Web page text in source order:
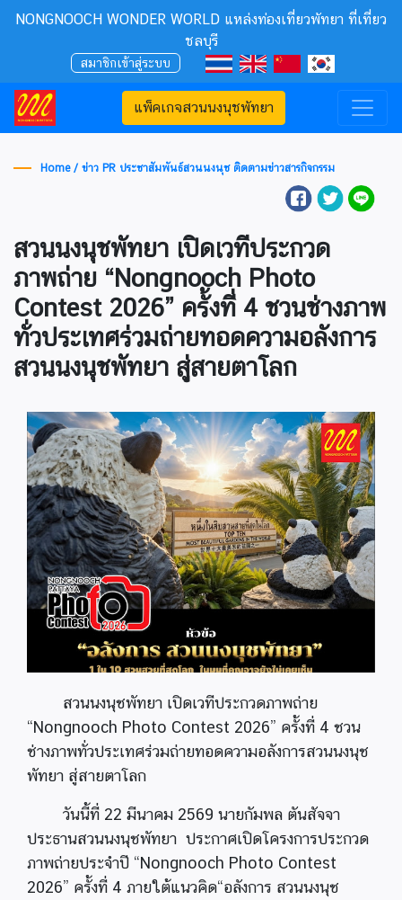
NONGNOOCH WONDER WORLD แหล่งท่องเที่ยวพัทยา ที่เที่ยว
ชลบุรี
สมาชิกเข้าสู่ระบบ
แพ็คเกจสวนนงนุชพัทยา
Home / ข่าว PR ประชาสัมพันธ์สวนนงนุช ติดตามข่าวสารกิจกรรม
สวนนงนุชพัทยา เปิดเวทีประกวด
ภาพถ่าย “Nongnooch Photo
Contest 2026” ครั้งที่ 4 ชวนช่างภาพ
ทั่วประเทศร่วมถ่ายทอดความอลังการ
สวนนงนุชพัทยา สู่สายตาโลก
สวนนงนุชพัทยา เปิดเวทีประกวดภาพถ่าย
“Nongnooch Photo Contest 2026” ครั้งที่ 4 ชวน
ช่างภาพทั่วประเทศร่วมถ่ายทอดความอลังการสวนนงนุช
พัทยา สู่สายตาโลก
วันนี้ที่ 22 มีนาคม 2569 นายกัมพล ตันสัจจา
ประธานสวนนงนุชพัทยา ประกาศเปิดโครงการประกวด
ภาพถ่ายประจำปี “Nongnooch Photo Contest
2026” ครั้งที่ 4 ภายใต้แนวคิด“อลังการ สวนนงนุช